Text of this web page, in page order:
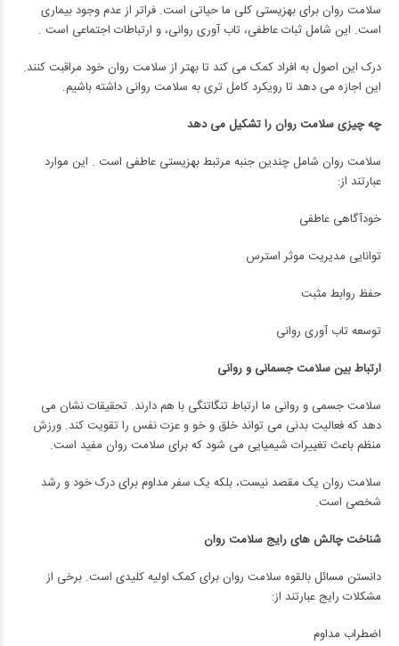
سلامت روان برای بهزیستی کلی ما حیاتی است. فراتر از عدم وجود بیماری
است. این شامل ثبات عاطفی، تاب آوری روانی، و ارتباطات اجتماعی است .
درک این اصول به افراد کمک می کند تا بهتر از سلامت روان خود مراقبت کنند.
این اجازه می دهد تا رویکرد کامل تری به سلامت روانی داشته باشیم.
چه چیزی سلامت روان را تشکیل می دهد
سلامت روان شامل چندین جنبه مرتبط بهزیستی عاطفی است . این موارد
عبارتند از:
خودآگاهی عاطفی
توانایی مدیریت موثر استرس
حفظ روابط مثبت
توسعه تاب آوری روانی
ارتباط بین سلامت جسمانی و روانی
سلامت جسمی و روانی ما ارتباط تنگاتنگی با هم دارند. تحقیقات نشان می
دهد که فعالیت بدنی می تواند خلق و خو و عزت نفس را تقویت کند. ورزش
منظم باعث تغییرات شیمیایی می شود که برای سلامت روان مفید است.
سلامت روان یک مقصد نیست، بلکه یک سفر مداوم برای درک خود و رشد
شخصی است.
شناخت چالش های رایج سلامت روان
دانستن مسائل بالقوه سلامت روان برای کمک اولیه کلیدی است. برخی از
مشکلات رایج عبارتند از:
اضطراب مداوم